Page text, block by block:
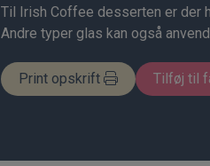
Til Irish Coffee desserten er der
Andre typer glas kan også
Print opskrift Tilføj til